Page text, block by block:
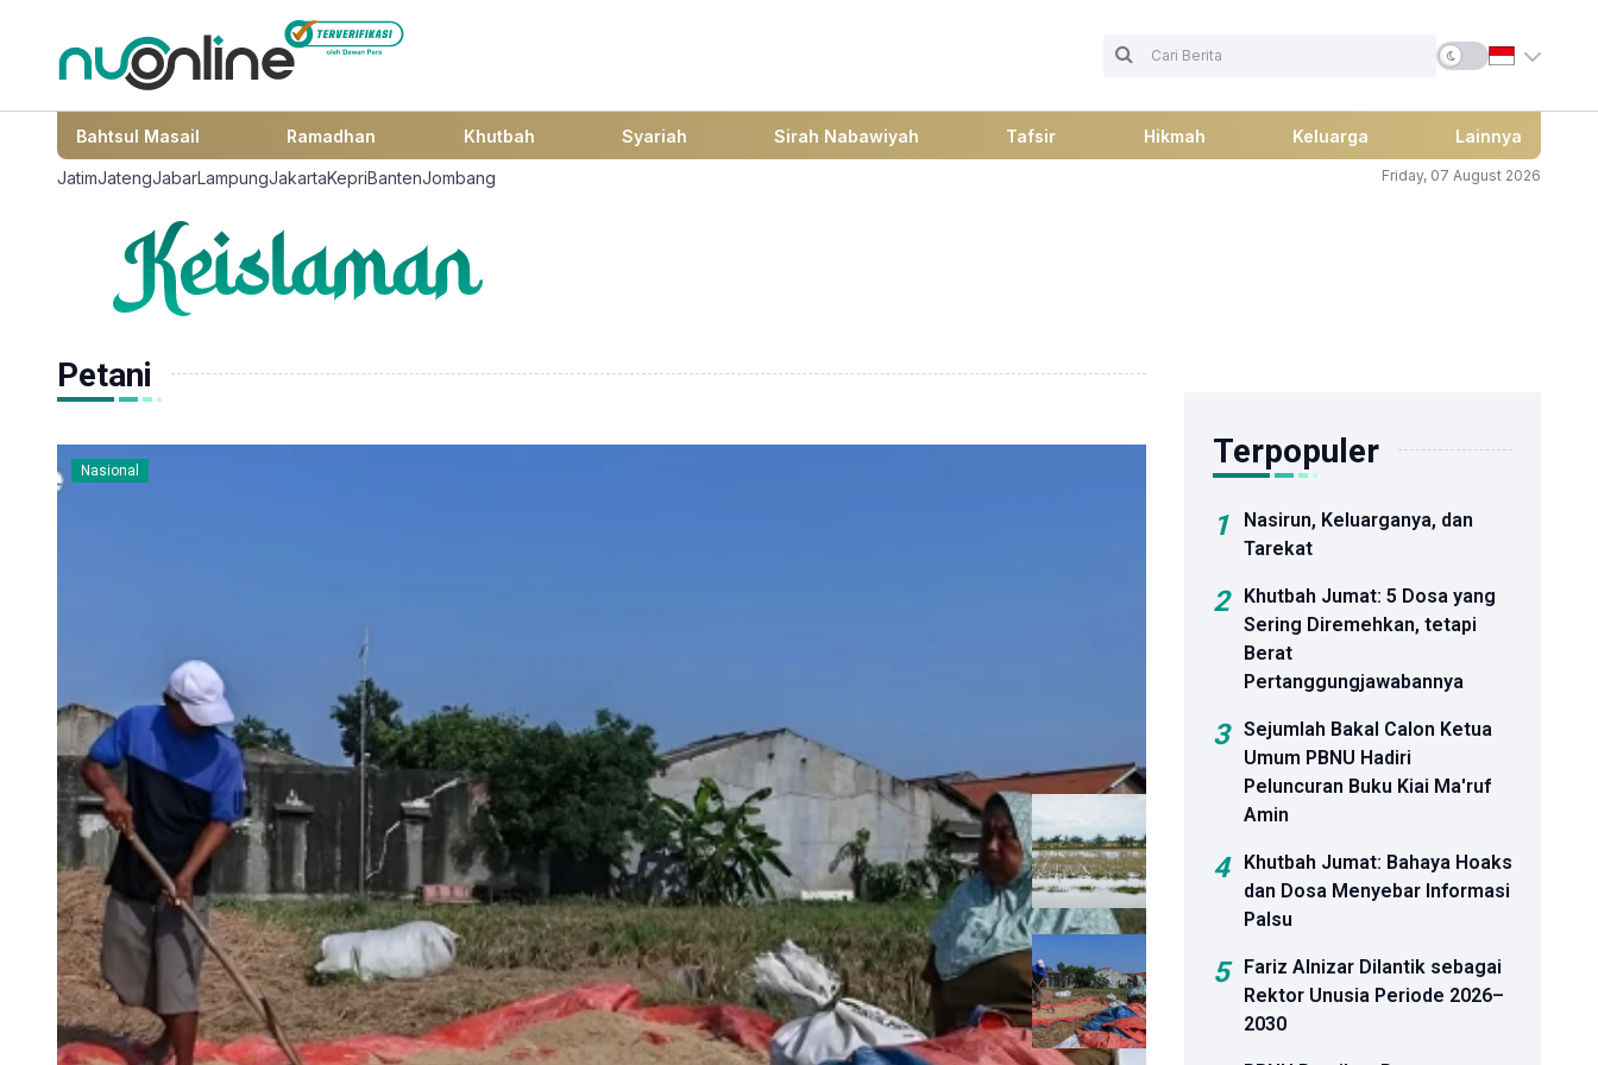
Bahtsul Masail Ramadhan Khutbah Syariah Sirah Nabawiyah Tafsir Hikmah Keluarga Lainnya
JatimJatengJabarLampungJakartaKepriBantenJombang Friday, 07 August 2026
Petani
Nasional
TI Indonesia: Petani Tak Nikmati Program MBG, Keuntungan Mengalir ke Pihak
Skema distribusi MBG dinilai tak berpihak pada petani. Sejumlah pihak mendesak MBG dihentikan untuk dilakukan evaluasi menyeluruh atas
tata kelolanya.
Rabu, 25 Februari 2026 | 23:15 WIB
Jateng
1.842 Hektare Sawah Terendam Banjir, Petani Grobogan Bisa Ajukan Klaim Asuransi Gagal Panen
Jumat, 20 Februari 2026 | 08:00 WIB
Nasional
SPI dan IPB Dorong Pengetahuan Agraria dari Kampus hingga Desa
Kamis, 5 Februari 2026 | 17:30 WIB
Terpopuler
1
Nasirun, Keluarganya, dan
Tarekat
2
Khutbah Jumat: 5 Dosa yang
Sering Diremehkan, tetapi
Berat
Pertanggungjawabannya
3
Sejumlah Bakal Calon Ketua
Umum PBNU Hadiri
Peluncuran Buku Kiai Ma'ruf
Amin
4
Khutbah Jumat: Bahaya Hoaks
dan Dosa Menyebar Informasi
Palsu
5
Fariz Alnizar Dilantik sebagai
Rektor Unusia Periode 2026–
2030